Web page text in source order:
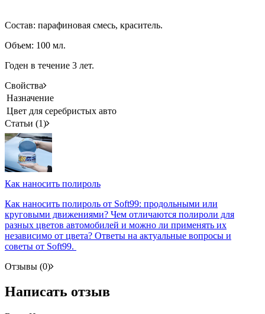
Состав: парафиновая смесь, краситель.
Объем: 100 мл.
Годен в течение 3 лет.
Свойства
Назначение
Цвет для серебристых авто
Статьи (1)
Как наносить полироль
Как наносить полироль от Soft99: продольными или
круговыми движениями? Чем отличаются полироли для
разных цветов автомобилей и можно ли применять их
независимо от цвета? Ответы на актуальные вопросы и
советы от Soft99.
Отзывы (0)
Написать отзыв